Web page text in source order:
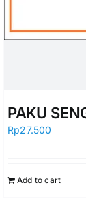
PAKU
Rp27.500
Add to cart